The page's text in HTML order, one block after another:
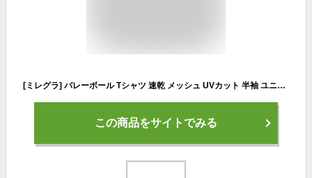
[ミレグラ] バレーボール Tシャツ 速乾 メッシュ UVカット 半袖 ユニセックス ML-TEE SIMPLELOGO
この商品をサイトでみる